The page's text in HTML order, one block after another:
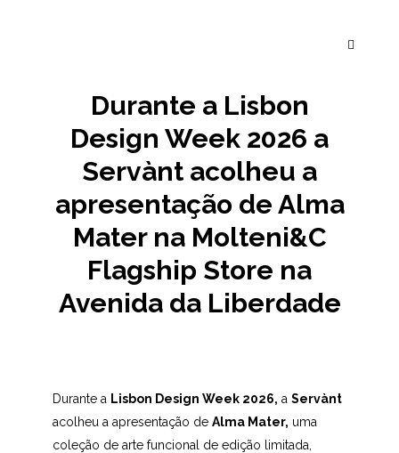
Durante a Lisbon
Design Week 2026 a
Servànt acolheu a
apresentação de Alma
Mater na Molteni&C
Flagship Store na
Avenida da Liberdade
Durante a Lisbon Design Week 2026, a Servànt
acolheu a apresentação de Alma Mater, uma
coleção de arte funcional de edição limitada,